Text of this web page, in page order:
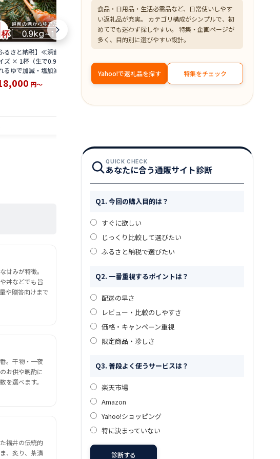
ふるさと納税】≪浜茹で≫越前がに 大
ズ × 1杯（生で0.9〜1kg）地元で喜
るゆで加減・塩加減で越前の港から
！【雄 ズワイガニ ずわいがに 越前
姿 ボイル 冷蔵 福井県】【2月発送
】希望日指定可 備考欄に希望日をご記
円～
【ふるさと納税】＜数量限定＞港町つる
がの潮風感じる 創作 海鮮丼の素 浜焼き
鯖 × Sio檸檬ペッパー 5食セット 若狭名
物 浜焼き鯖を贅沢に使用 丼 どんぶり 海
18,000円～
【ふるさと納
焼くだけ！ 骨
魚 焼魚 焼く
赤魚 銀ダラ
10,000
甘みが特徴。
丼などでも旨
や贈答向けまで
。干物・一夜
お供や晩酌に
を選べます。
福井の伝統的
、炙り、茶漬
食品・日用品・生活必需品など、日常使いしやす
い返礼品が充実。 カテゴリ構成がシンプルで、初
めてでも迷わず探しやすい。 特集・企画ページが
多く、目的別に選びやすい設計。
Yahoo!で返礼品を探す 特集をチェック
QUICK CHECK
あなたに合う通販サイト診断
Q1. 今回の購入目的は？
すぐに欲しい
じっくり比較して選びたい
ふるさと納税で選びたい
Q2. 一番重視するポイントは？
配送の早さ
レビュー・比較のしやすさ
価格・キャンペーン重視
限定商品・珍しさ
Q3. 普段よく使うサービスは？
楽天市場
Amazon
Yahoo!ショッピング
特に決まっていない
診断する